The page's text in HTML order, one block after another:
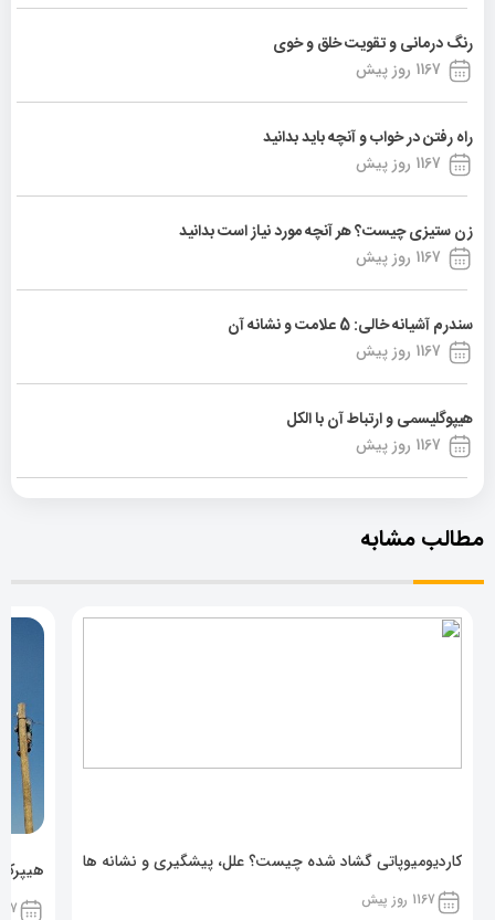
رنگ درمانی و تقویت خلق و خوی
1167 روز پیش
راه رفتن در خواب و آنچه باید بدانید
1167 روز پیش
زن ستیزی چیست؟ هر آنچه مورد نیاز است بدانید
1167 روز پیش
سندرم آشیانه خالی: 5 علامت و نشانه آن
1167 روز پیش
هیپوگلیسمی و ارتباط آن با الکل
1167 روز پیش
مطالب مشابه
کاردیومیوپاتی گشاد شده چیست؟ علل، پیشگیری و نشانه ها
1167 روز پیش 1167